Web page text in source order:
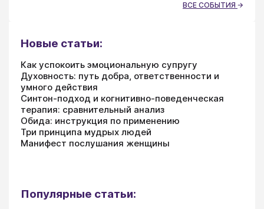
ВСЕ СОБЫТИЯ
Новые статьи:
Как успокоить эмоциональную супругу
Духовность: путь добра, ответственности и
умного действия
Синтон-подход и когнитивно-поведенческая
терапия: сравнительный анализ
Обида: инструкция по применению
Три принципа мудрых людей
Манифест послушания женщины
Популярные статьи: